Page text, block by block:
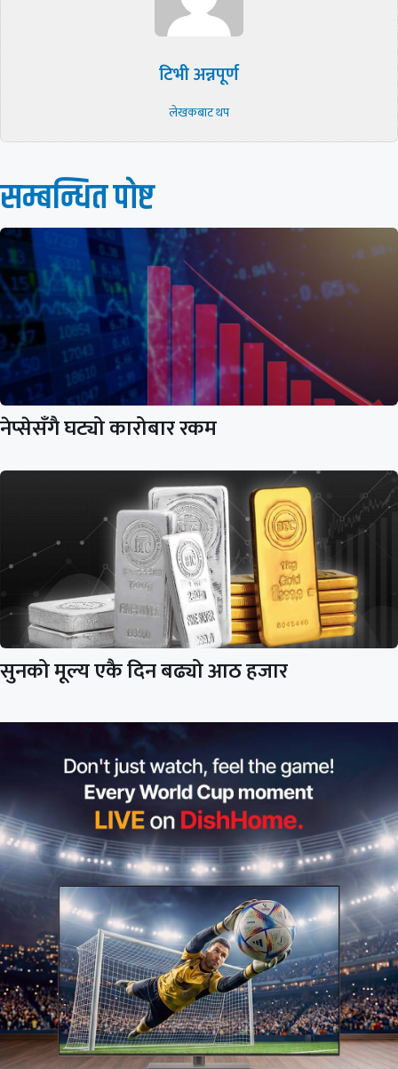
टिभी अन्नपूर्ण
लेखकबाट थप
सम्बन्धित पाेष्ट
नेप्सेसँगै घट्यो कारोबार रकम
सुनको मूल्य एकै दिन बढ्यो आठ हजार